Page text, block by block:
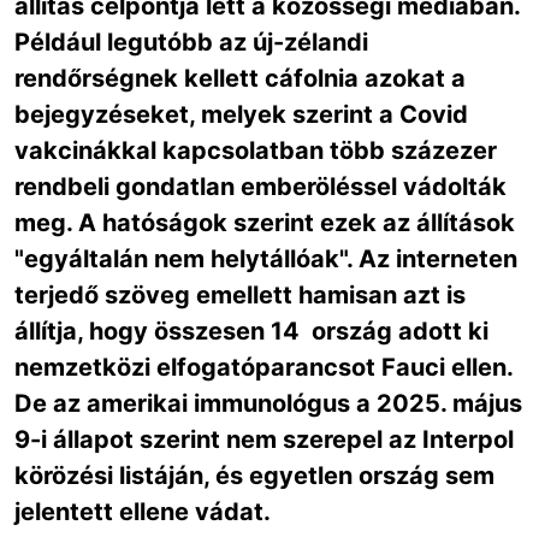
állítás célpontja lett a közösségi médiában.
Például legutóbb az új-zélandi
rendőrségnek kellett cáfolnia azokat a
bejegyzéseket, melyek szerint a Covid
vakcinákkal kapcsolatban több százezer
rendbeli gondatlan emberöléssel vádolták
meg. A hatóságok szerint ezek az állítások
"egyáltalán nem helytállóak". Az interneten
terjedő szöveg emellett hamisan azt is
állítja, hogy összesen 14 ország adott ki
nemzetközi elfogatóparancsot Fauci ellen.
De az amerikai immunológus a 2025. május
9-i állapot szerint nem szerepel az Interpol
körözési listáján, és egyetlen ország sem
jelentett ellene vádat.